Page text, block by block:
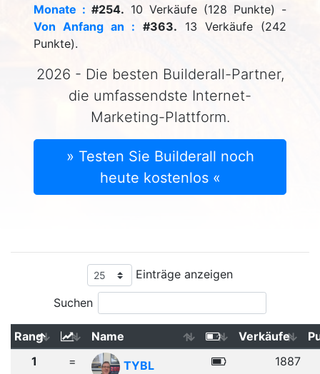
Monate : #254. 10 Verkäufe (128 Punkte) -
Von Anfang an : #363. 13 Verkäufe (242
Punkte).
2026 - Die besten Builderall-Partner,
die umfassendste Internet-
Marketing-Plattform.
» Testen Sie Builderall noch
heute kostenlos «
Einträge anzeigen
Suchen
Rang Name Verkäufe
1
=
TYBL
1887